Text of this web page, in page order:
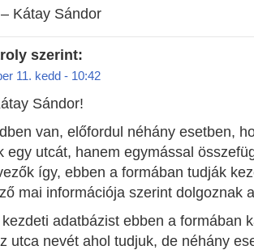
Kátay Sándor
szerint:
11. kedd - 10:42
Sándor!
van, előfordul néhány esetben,
egy utcát, hanem egymással
így, ebben a formában tudják
mai információja szerint dolgoznak
adatbázist ebben a formában
utca nevét ahol tudjuk, de néhány